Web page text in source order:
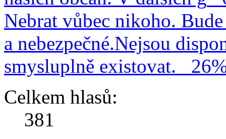
Nebrat vůbec nikoho.
a nebezpečné.Nejsou
smysluplně existovat.
Celkem hlasů:
381